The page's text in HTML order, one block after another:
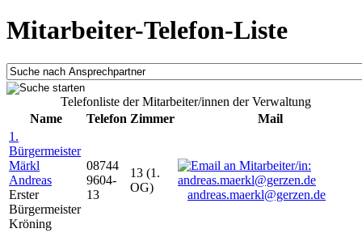
Mitarbeiter-Telefon-Liste
Telefonliste der Mitarbeiter/innen der Verwaltung
Name
Telefon Zimmer
Mail
1.
Bürgermeister
Märkl
Andreas
Erster
Bürgermeister
Kröning
08744
9604-
13
13 (1.
OG)
andreas.maerkl@gerzen.de